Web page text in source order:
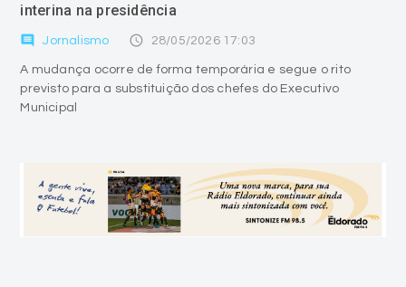
interina na presidência
comment Jornalismo access_time 28/05/2026 17:03
A mudança ocorre de forma temporária e segue o rito
previsto para a substituição dos chefes do Executivo
Municipal